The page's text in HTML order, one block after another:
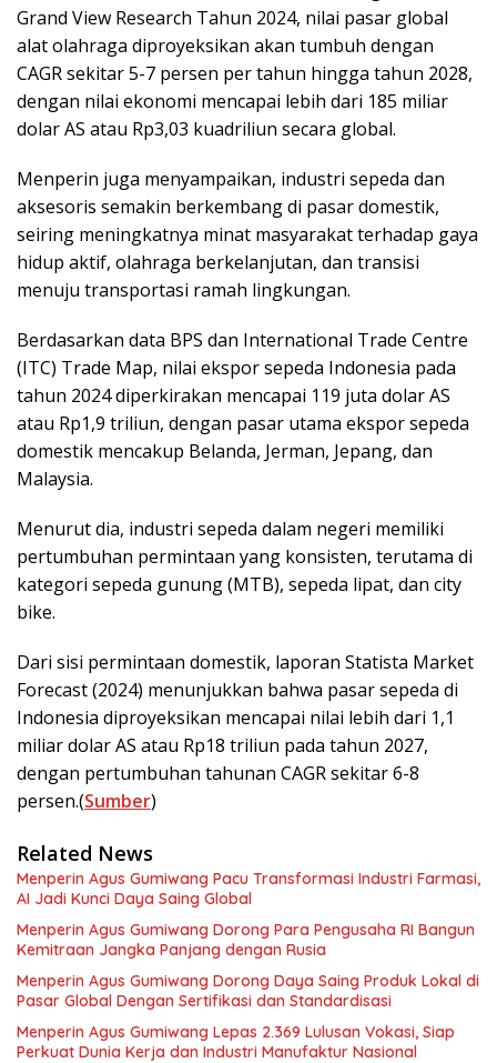
Grand View Research Tahun 2024, nilai pasar global
alat olahraga diproyeksikan akan tumbuh dengan
CAGR sekitar 5-7 persen per tahun hingga tahun 2028,
dengan nilai ekonomi mencapai lebih dari 185 miliar
dolar AS atau Rp3,03 kuadriliun secara global.
Menperin juga menyampaikan, industri sepeda dan
aksesoris semakin berkembang di pasar domestik,
seiring meningkatnya minat masyarakat terhadap gaya
hidup aktif, olahraga berkelanjutan, dan transisi
menuju transportasi ramah lingkungan.
Berdasarkan data BPS dan International Trade Centre
(ITC) Trade Map, nilai ekspor sepeda Indonesia pada
tahun 2024 diperkirakan mencapai 119 juta dolar AS
atau Rp1,9 triliun, dengan pasar utama ekspor sepeda
domestik mencakup Belanda, Jerman, Jepang, dan
Malaysia.
Menurut dia, industri sepeda dalam negeri memiliki
pertumbuhan permintaan yang konsisten, terutama di
kategori sepeda gunung (MTB), sepeda lipat, dan city
bike.
Dari sisi permintaan domestik, laporan Statista Market
Forecast (2024) menunjukkan bahwa pasar sepeda di
Indonesia diproyeksikan mencapai nilai lebih dari 1,1
miliar dolar AS atau Rp18 triliun pada tahun 2027,
dengan pertumbuhan tahunan CAGR sekitar 6-8
persen.(Sumber)
Related News
Menperin Agus Gumiwang Pacu Transformasi Industri Farmasi,
AI Jadi Kunci Daya Saing Global
Menperin Agus Gumiwang Dorong Para Pengusaha RI Bangun
Kemitraan Jangka Panjang dengan Rusia
Menperin Agus Gumiwang Dorong Daya Saing Produk Lokal di
Pasar Global Dengan Sertifikasi dan Standardisasi
Menperin Agus Gumiwang Lepas 2.369 Lulusan Vokasi, Siap
Perkuat Dunia Kerja dan Industri Manufaktur Nasional